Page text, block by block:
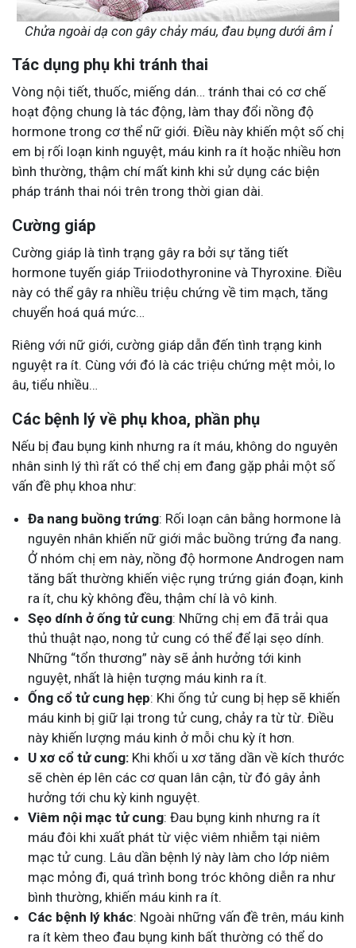
Chửa ngoài dạ con gây chảy máu, đau bụng dưới âm ỉ
Tác dụng phụ khi tránh thai
Vòng nội tiết, thuốc, miếng dán… tránh thai có cơ chế
hoạt động chung là tác động, làm thay đổi nồng độ
hormone trong cơ thể nữ giới. Điều này khiến một số chị
em bị rối loạn kinh nguyệt, máu kinh ra ít hoặc nhiều hơn
bình thường, thậm chí mất kinh khi sử dụng các biện
pháp tránh thai nói trên trong thời gian dài.
Cường giáp
Cường giáp là tình trạng gây ra bởi sự tăng tiết
hormone tuyến giáp Triiodothyronine và Thyroxine. Điều
này có thể gây ra nhiều triệu chứng về tim mạch, tăng
chuyển hoá quá mức…
Riêng với nữ giới, cường giáp dẫn đến tình trạng kinh
nguyệt ra ít. Cùng với đó là các triệu chứng mệt mỏi, lo
âu, tiểu nhiều…
Các bệnh lý về phụ khoa, phần phụ
Nếu bị đau bụng kinh nhưng ra ít máu, không do nguyên
nhân sinh lý thì rất có thể chị em đang gặp phải một số
vấn đề phụ khoa như:
Đa nang buồng trứng: Rối loạn cân bằng hormone là
nguyên nhân khiến nữ giới mắc buồng trứng đa nang.
Ở nhóm chị em này, nồng độ hormone Androgen nam
tăng bất thường khiến việc rụng trứng gián đoạn, kinh
ra ít, chu kỳ không đều, thậm chí là vô kinh.
Sẹo dính ở ống tử cung: Những chị em đã trải qua
thủ thuật nạo, nong tử cung có thể để lại sẹo dính.
Những “tổn thương” này sẽ ảnh hưởng tới kinh
nguyệt, nhất là hiện tượng máu kinh ra ít.
Ống cổ tử cung hẹp: Khi ống tử cung bị hẹp sẽ khiến
máu kinh bị giữ lại trong tử cung, chảy ra từ từ. Điều
này khiến lượng máu kinh ở mỗi chu kỳ ít hơn.
U xơ cổ tử cung: Khi khối u xơ tăng dần về kích thước
sẽ chèn ép lên các cơ quan lân cận, từ đó gây ảnh
hưởng tới chu kỳ kinh nguyệt.
Viêm nội mạc tử cung: Đau bụng kinh nhưng ra ít
máu đôi khi xuất phát từ việc viêm nhiễm tại niêm
mạc tử cung. Lâu dần bệnh lý này làm cho lớp niêm
mạc mỏng đi, quá trình bong tróc không diễn ra như
bình thường, khiến máu kinh ra ít.
Các bệnh lý khác: Ngoài những vấn đề trên, máu kinh
ra ít kèm theo đau bụng kinh bất thường có thể do